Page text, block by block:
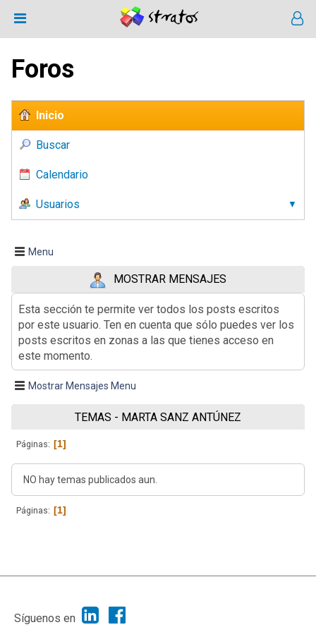
Foros
Inicio
Buscar
Calendario
Usuarios
Menu
MOSTRAR MENSAJES
Esta sección te permite ver todos los posts escritos
por este usuario. Ten en cuenta que sólo puedes ver los
posts escritos en zonas a las que tienes acceso en
este momento.
Mostrar Mensajes Menu
TEMAS - MARTA SANZ ANTÚNEZ
Páginas 1
NO hay temas publicados aun.
Páginas 1
|
Síguenos en